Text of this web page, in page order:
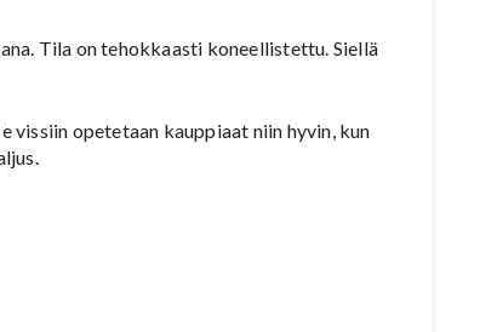
Tila on tehokkaasti koneellistettu. Siellä
vissiin opetetaan kauppiaat niin hyvin, kun